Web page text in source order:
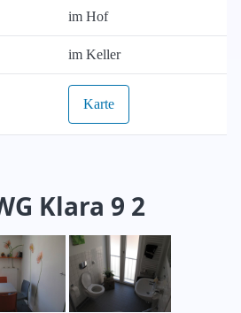
im Hof
im Keller
Karte
Klara 9 2